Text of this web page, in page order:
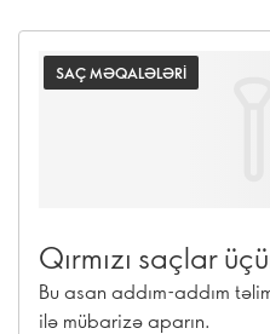
SAÇ MƏQALƏLƏRI
Qırmızı saçlar
Bu asan addım-addım
ilə mübarizə aparın.